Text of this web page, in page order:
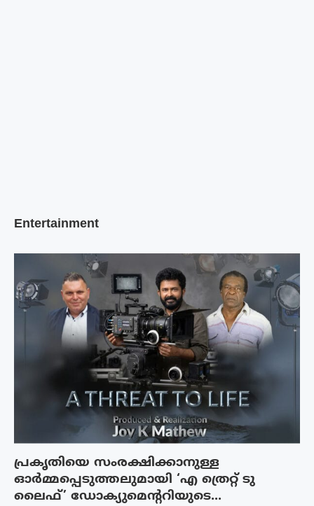
Entertainment
പ്രകൃതിയെ സംരക്ഷിക്കാനുള്ള
ഓർമ്മപ്പെടുത്തലുമായി ‘എ ത്രെറ്റ് ടു
ലൈഫ്’ ഡോക്യുമെന്ററിയുടെ...